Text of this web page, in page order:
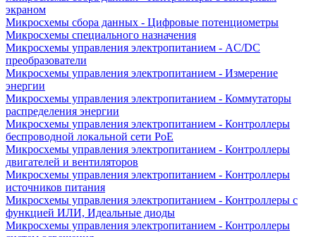
экраном
Микросхемы сбора данных - Цифровые потенциометры
Микросхемы специального назначения
Микросхемы управления электропитанием - AC/DC
преобразователи
Микросхемы управления электропитанием - Измерение
энергии
Микросхемы управления электропитанием - Коммутаторы
распределения энергии
Микросхемы управления электропитанием - Контроллеры
беспроводной локальной сети PoE
Микросхемы управления электропитанием - Контроллеры
двигателей и вентиляторов
Микросхемы управления электропитанием - Контроллеры
источников питания
Микросхемы управления электропитанием - Контроллеры с
функцией ИЛИ, Идеальные диоды
Микросхемы управления электропитанием - Контроллеры